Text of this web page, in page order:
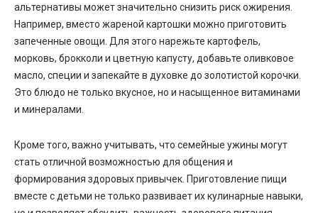
альтернативы может значительно снизить риск ожирения.
Например, вместо жареной картошки можно приготовить
запеченные овощи. Для этого нарежьте картофель,
морковь, брокколи и цветную капусту, добавьте оливковое
масло, специи и запекайте в духовке до золотистой корочки.
Это блюдо не только вкусное, но и насыщенное витаминами
и минералами.
Кроме того, важно учитывать, что семейные ужины могут
стать отличной возможностью для общения и
формирования здоровых привычек. Приготовление пищи
вместе с детьми не только развивает их кулинарные навыки,